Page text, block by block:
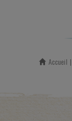
Accueil